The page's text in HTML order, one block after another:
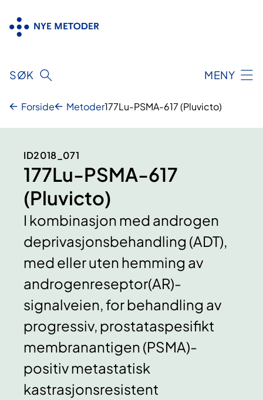
innhold
SØK MENY
Forside Metoder177Lu-PSMA-617 (Pluvicto)
ID2018_071
177Lu-PSMA-617
(Pluvicto)
I kombinasjon med androgen
deprivasjonsbehandling (ADT),
med eller uten hemming av
androgenreseptor(AR)-
signalveien, for behandling av
progressiv, prostataspesifikt
membranantigen (PSMA)-
positiv metastatisk
kastrasjonsresistent